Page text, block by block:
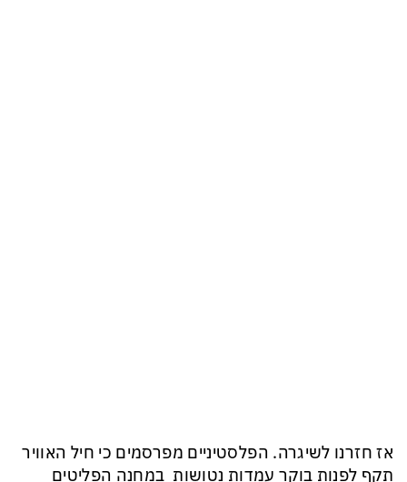
אז חזרנו לשיגרה. הפלסטיניים מפרסמים כי חיל האוויר
תקף לפנות בוקר עמדות נטושות במחנה הפליטים